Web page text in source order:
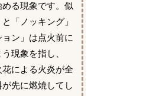
る現象です。似
「ノッキング」
ン」は点火前に
現象を指し、
花による火炎が全
先に燃焼してし